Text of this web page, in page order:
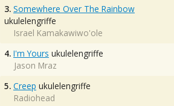
3. Somewhere Over The Rainbow
ukulelengriffe
Israel Kamakawiwo'ole
4. I'm Yours ukulelengriffe
Jason Mraz
5. Creep ukulelengriffe
Radiohead